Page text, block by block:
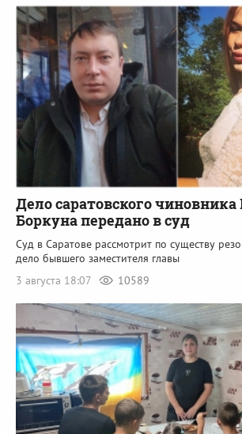
Дело саратовского
Боркуна передано в суд
Суд в Саратове рассмотрит по существу
дело бывшего заместителя главы
3 августа 18:07
10589